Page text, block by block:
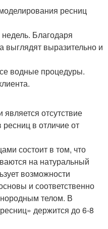
ресниц
Благодаря
выглядят выразительно и
водные процедуры.
отсутствие
в отличие от
состоит в том, что
на натуральный
возможности
и соответственно
телом. В
держится до 6-8